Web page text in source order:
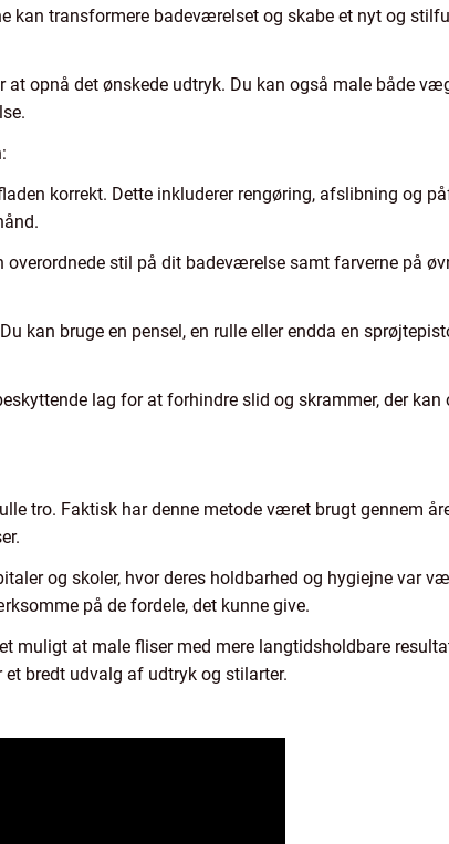
kan transformere badeværelset og skabe et nyt og
opnå det ønskede udtryk. Du kan også male både
korrekt. Dette inkluderer rengøring, afslibning og
stil på dit badeværelse samt farverne på
kan bruge en pensel, en rulle eller endda en
lag for at forhindre slid og skrammer, der kan
tro. Faktisk har denne metode været brugt gennem
og skoler, hvor deres holdbarhed og hygiejne var
på de fordele, det kunne give.
muligt at male fliser med mere langtidsholdbare
bredt udvalg af udtryk og stilarter.